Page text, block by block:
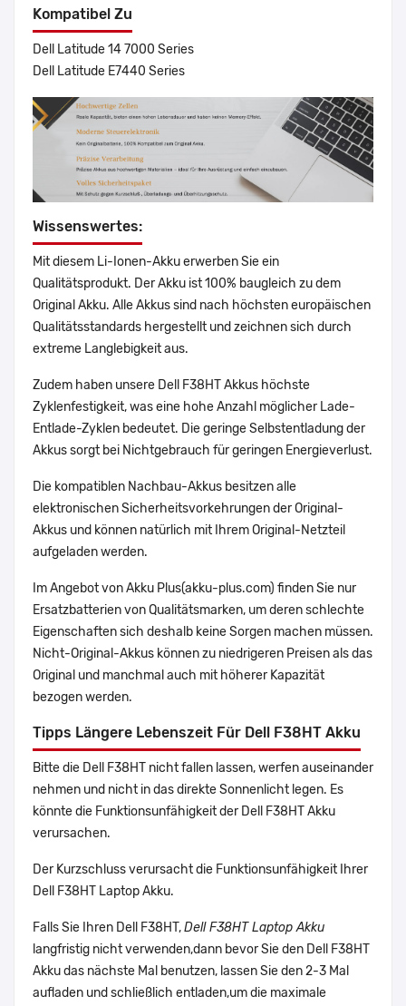
Kompatibel Zu
Dell Latitude 14 7000 Series
Dell Latitude E7440 Series
Wissenswertes:
Mit diesem Li-Ionen-Akku erwerben Sie ein
Qualitätsprodukt. Der Akku ist 100% baugleich zu dem
Original Akku. Alle Akkus sind nach höchsten europäischen
Qualitätsstandards hergestellt und zeichnen sich durch
extreme Langlebigkeit aus.
Zudem haben unsere Dell F38HT Akkus höchste
Zyklenfestigkeit, was eine hohe Anzahl möglicher Lade-
Entlade-Zyklen bedeutet. Die geringe Selbstentladung der
Akkus sorgt bei Nichtgebrauch für geringen Energieverlust.
Die kompatiblen Nachbau-Akkus besitzen alle
elektronischen Sicherheitsvorkehrungen der Original-
Akkus und können natürlich mit Ihrem Original-Netzteil
aufgeladen werden.
Im Angebot von Akku Plus(akku-plus.com) finden Sie nur
Ersatzbatterien von Qualitätsmarken, um deren schlechte
Eigenschaften sich deshalb keine Sorgen machen müssen.
Nicht-Original-Akkus können zu niedrigeren Preisen als das
Original und manchmal auch mit höherer Kapazität
bezogen werden.
Tipps Längere Lebenszeit Für Dell F38HT Akku
Bitte die Dell F38HT nicht fallen lassen, werfen auseinander
nehmen und nicht in das direkte Sonnenlicht legen. Es
könnte die Funktionsunfähigkeit der Dell F38HT Akku
verursachen.
Der Kurzschluss verursacht die Funktionsunfähigkeit Ihrer
Dell F38HT Laptop Akku.
Falls Sie Ihren Dell F38HT,Dell F38HT Laptop Akku
langfristig nicht verwenden,dann bevor Sie den Dell F38HT
Akku das nächste Mal benutzen, lassen Sie den 2-3 Mal
aufladen und schließlich entladen,um die maximale